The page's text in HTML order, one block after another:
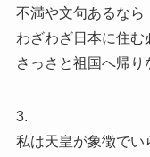
不満や文句あるなら
わざわざ日本に住む
さっさと祖国へ帰り
3.
私は天皇が象徴でい